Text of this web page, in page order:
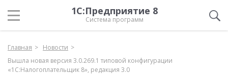
1С:Предприятие 8
Система программ
Главная
Новости
Вышла новая версия 3.0.269.1 типовой конфигурации
«1С:Налогоплательщик 8», редакция 3.0